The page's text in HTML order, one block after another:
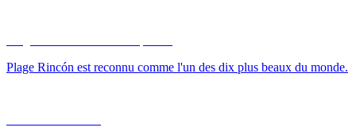
Plage Rincón est reconnu comme l'un des dix plus beaux du monde.